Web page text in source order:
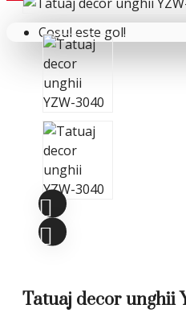
Coșul este gol!
Tatuaj decor unghii